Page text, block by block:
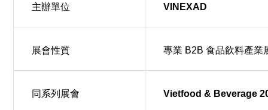
主辦單位 VINEXAD
展會性質 專業 B2B 食品飲料產業
同系列展會 Vietfood & Beverage